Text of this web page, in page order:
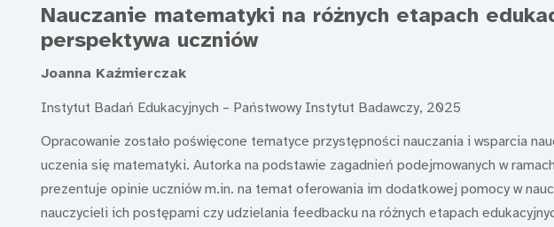
Nauczanie matematyki na różnych etapach
perspektywa uczniów
Joanna Kaźmierczak
Instytut Badań Edukacyjnych – Państwowy Instytut Badawczy, 2025
Opracowanie zostało poświęcone tematyce przystępności nauczania i wsparcia
uczenia się matematyki. Autorka na podstawie zagadnień podejmowanych w
prezentuje opinie uczniów m.in. na temat oferowania im dodatkowej pomocy w
nauczycieli ich postępami czy udzielania feedbacku na różnych etapach